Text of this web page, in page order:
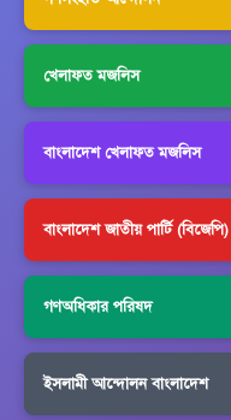
খেলাফত মজলিস
বাংলাদেশ খেলাফত মজলিস
বাংলাদেশ জাতীয় পার্টি (বিজেপি)
গণঅধিকার পরিষদ
ইসলামী আন্দোলন বাংলাদেশ